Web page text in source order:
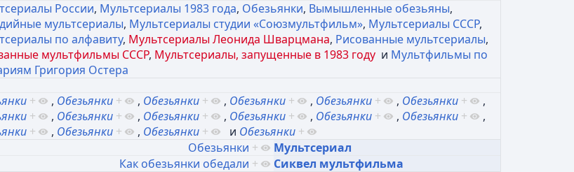
России, Мультсериалы 1983 года, Обезьянки, Вымышленные обезьяны,
мультсериалы, Мультсериалы студии «Союзмультфильм», Мультсериалы СССР,
по алфавиту, Мультсериалы Леонида Шварцмана, Рисованные мультсериалы,
мультфильмы СССР, Мультсериалы, запущенные в 1983 году и Мультфильмы по
Григория Остера
+ , Обезьянки + , Обезьянки + , Обезьянки + , Обезьянки + , Обезьянки +
,
+ , Обезьянки + , Обезьянки + , Обезьянки + , Обезьянки + , Обезьянки +
,
+ , Обезьянки + , Обезьянки + и Обезьянки +
Мультсериал
Обезьянки +
Сиквел мультфильма
Как обезьянки обедали +